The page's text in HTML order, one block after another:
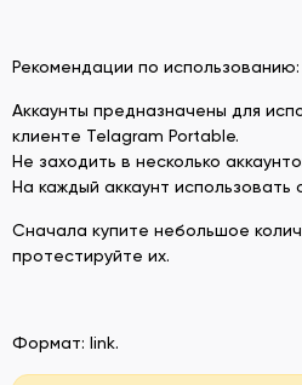
Рекомендации по использованию:
Аккаунты предназначены для
клиенте Telagram Portable.
Не заходить в несколько
На каждый аккаунт использовать
Сначала купите небольшое
протестируйте их.
Формат: link.